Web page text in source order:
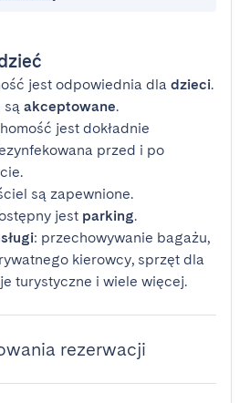
jest odpowiednia dla dzieci.
są akceptowane.
jest dokładnie
przed i po
są zapewnione.
jest parking.
: przechowywanie bagażu,
kierowcy, sprzęt dla
turystyczne i wiele więcej.
rezerwacji